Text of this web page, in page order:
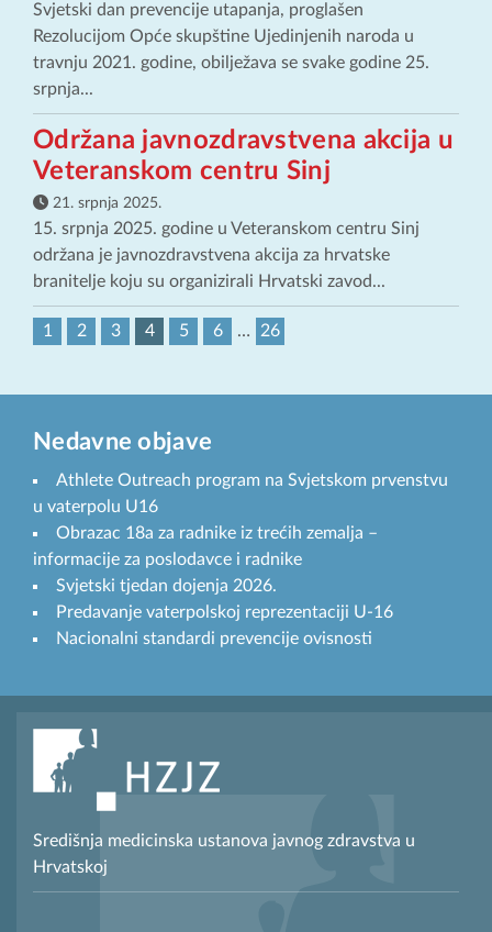
Svjetski dan prevencije utapanja, proglašen
Rezolucijom Opće skupštine Ujedinjenih naroda u
travnju 2021. godine, obilježava se svake godine 25.
srpnja...
Održana javnozdravstvena akcija u
Veteranskom centru Sinj
21. srpnja 2025.
15. srpnja 2025. godine u Veteranskom centru Sinj
održana je javnozdravstvena akcija za hrvatske
branitelje koju su organizirali Hrvatski zavod...
1 2 3 4 5 6 … 26
Nedavne objave
Athlete Outreach program na Svjetskom prvenstvu
u vaterpolu U16
Obrazac 18a za radnike iz trećih zemalja –
informacije za poslodavce i radnike
Svjetski tjedan dojenja 2026.
Predavanje vaterpolskoj reprezentaciji U-16
Nacionalni standardi prevencije ovisnosti
Središnja medicinska ustanova javnog zdravstva u
Hrvatskoj